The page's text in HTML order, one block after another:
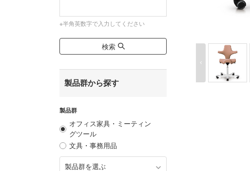
※半角英数字で入力してください
検索
製品群から探す
製品群
オフィス家具・ミーティン
グツール
文具・事務用品
製品群を選ぶ